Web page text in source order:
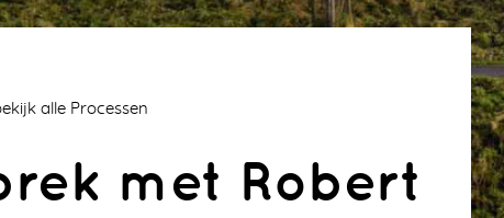
alle Processen
met Robert